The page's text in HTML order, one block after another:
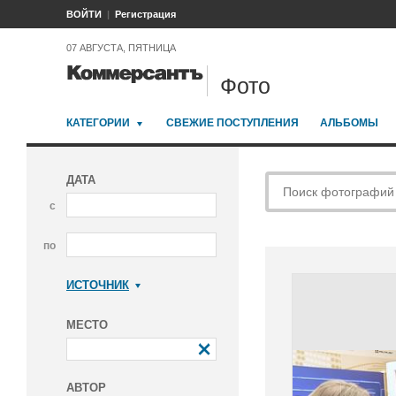
ВОЙТИ Регистрация
07 АВГУСТА, ПЯТНИЦА
Фото
КАТЕГОРИИ СВЕЖИЕ ПОСТУПЛЕНИЯ АЛЬБОМЫ
ДАТА
с
по
ИСТОЧНИК
МЕСТО
АВТОР